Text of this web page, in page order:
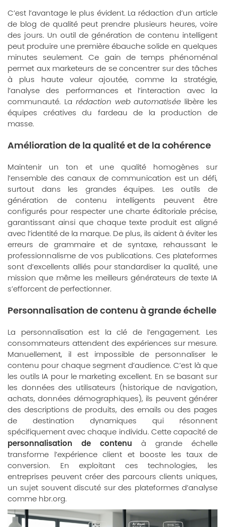
C’est l’avantage le plus évident. La rédaction d’un article
de blog de qualité peut prendre plusieurs heures, voire
des jours. Un outil de génération de contenu intelligent
peut produire une première ébauche solide en quelques
minutes seulement. Ce gain de temps phénoménal
permet aux marketeurs de se concentrer sur des tâches
à plus haute valeur ajoutée, comme la stratégie,
l’analyse des performances et l’interaction avec la
communauté. La rédaction web automatisée libère les
équipes créatives du fardeau de la production de
masse.
Amélioration de la qualité et de la cohérence
Maintenir un ton et une qualité homogènes sur
l’ensemble des canaux de communication est un défi,
surtout dans les grandes équipes. Les outils de
génération de contenu intelligents peuvent être
configurés pour respecter une charte éditoriale précise,
garantissant ainsi que chaque texte produit est aligné
avec l’identité de la marque. De plus, ils aident à éviter les
erreurs de grammaire et de syntaxe, rehaussant le
professionnalisme de vos publications. Ces plateformes
sont d’excellents alliés pour standardiser la qualité, une
mission que même les meilleurs générateurs de texte IA
s’efforcent de perfectionner.
Personnalisation de contenu à grande échelle
La personnalisation est la clé de l’engagement. Les
consommateurs attendent des expériences sur mesure.
Manuellement, il est impossible de personnaliser le
contenu pour chaque segment d’audience. C’est là que
les outils IA pour le marketing excellent. En se basant sur
les données des utilisateurs (historique de navigation,
achats, données démographiques), ils peuvent générer
des descriptions de produits, des emails ou des pages
de destination dynamiques qui résonnent
spécifiquement avec chaque individu. Cette capacité de
personnalisation de contenu à grande échelle
transforme l’expérience client et booste les taux de
conversion. En exploitant ces technologies, les
entreprises peuvent créer des parcours clients uniques,
un sujet souvent discuté sur des plateformes d’analyse
comme hbr.org.